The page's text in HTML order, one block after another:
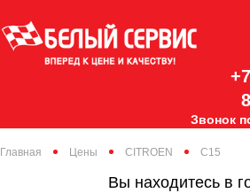
Звонок
Главная Цены CITROEN C15
Вы находитесь в